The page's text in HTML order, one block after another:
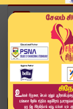
Home Topics